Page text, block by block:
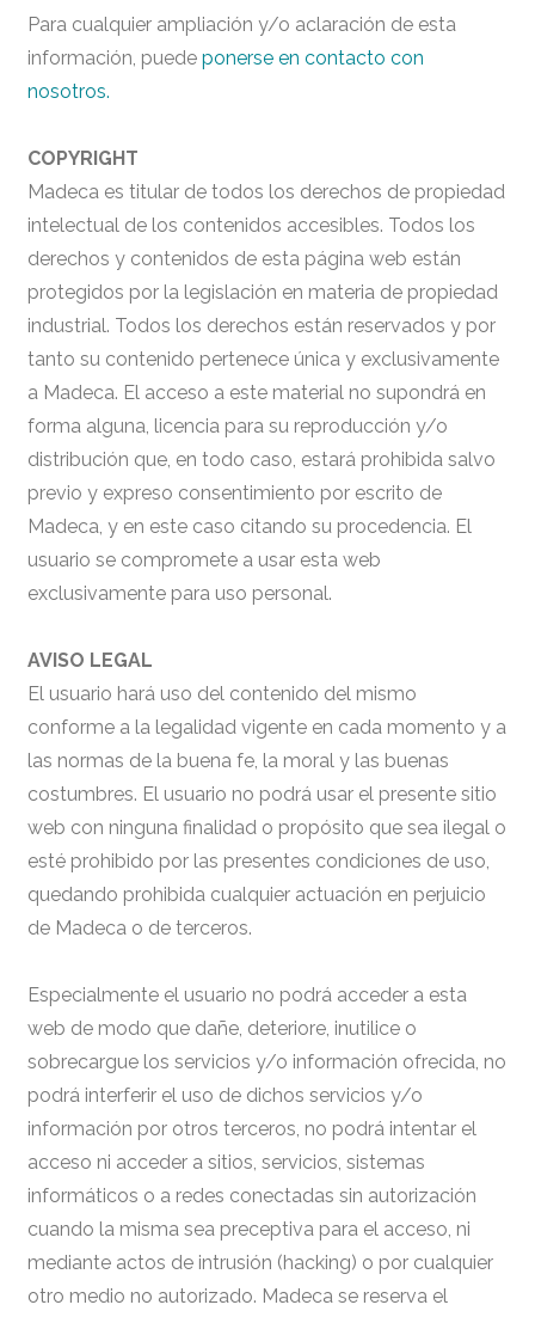
Para cualquier ampliación y/o aclaración de esta
información, puedeponerse en contacto con
nosotros.
COPYRIGHT
Madeca es titular de todos los derechos de propiedad
intelectual de los contenidos accesibles. Todos los
derechos y contenidos de esta página web están
protegidos por la legislación en materia de propiedad
industrial. Todos los derechos están reservados y por
tanto su contenido pertenece única y exclusivamente
a Madeca. El acceso a este material no supondrá en
forma alguna, licencia para su reproducción y/o
distribución que, en todo caso, estará prohibida salvo
previo y expreso consentimiento por escrito de
Madeca, y en este caso citando su procedencia. El
usuario se compromete a usar esta web
exclusivamente para uso personal.
AVISO LEGAL
El usuario hará uso del contenido del mismo
conforme a la legalidad vigente en cada momento y a
las normas de la buena fe, la moral y las buenas
costumbres. El usuario no podrá usar el presente sitio
web con ninguna finalidad o propósito que sea ilegal o
esté prohibido por las presentes condiciones de uso,
quedando prohibida cualquier actuación en perjuicio
de Madeca o de terceros.
Especialmente el usuario no podrá acceder a esta
web de modo que dañe, deteriore, inutilice o
sobrecargue los servicios y/o información ofrecida, no
podrá interferir el uso de dichos servicios y/o
información por otros terceros, no podrá intentar el
acceso ni acceder a sitios, servicios, sistemas
informáticos o a redes conectadas sin autorización
cuando la misma sea preceptiva para el acceso, ni
mediante actos de intrusión (hacking) o por cualquier
otro medio no autorizado. Madeca se reserva el